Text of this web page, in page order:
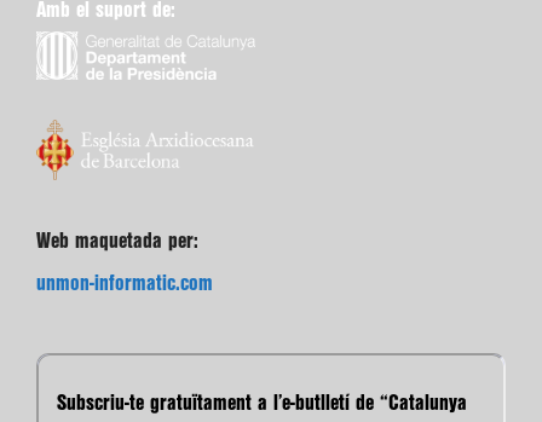
Amb el suport de:
Web maquetada per:
unmon-informatic.com
Subscriu-te gratuïtament a l’e-butlletí de “Catalunya